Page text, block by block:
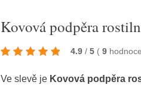
Kovová podpěra
4.9 / 5 ( 9
Ve slevě je Kovová podpěra